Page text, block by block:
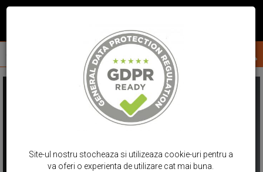
Site-ul nostru stocheaza si utilizeaza cookie-uri pentru a
va oferi o experienta de utilizare cat mai buna.